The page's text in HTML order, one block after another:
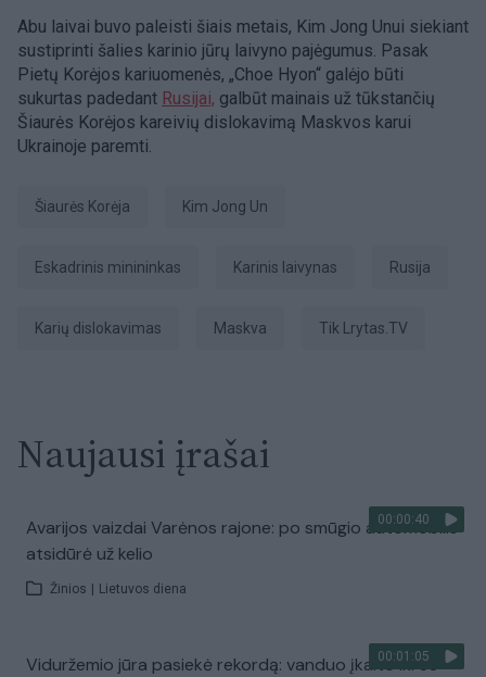
Abu laivai buvo paleisti šiais metais, Kim Jong Unui siekiant
sustiprinti šalies karinio jūrų laivyno pajėgumus. Pasak
Pietų Korėjos kariuomenės, „Choe Hyon“ galėjo būti
sukurtas padedant Rusijai, galbūt mainais už tūkstančių
Šiaurės Korėjos kareivių dislokavimą Maskvos karui
Ukrainoje paremti.
Šiaurės Korėja Kim Jong Un
eskadrinis minininkas karinis laivynas Rusija
karių dislokavimas Maskva tik Lrytas.TV
Naujausi įrašai
00:00:40
Avarijos vaizdai Varėnos rajone: po smūgio automobilis
atsidūrė už kelio
Žinios Lietuvos diena
00:01:05
Viduržemio jūra pasiekė rekordą: vanduo įkaito iki 33